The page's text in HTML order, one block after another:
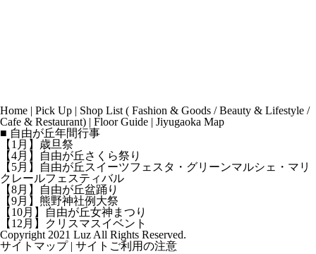
Home | Pick Up | Shop List ( Fashion & Goods /Beauty & Lifestyle /
Cafe & Restaurant) | Floor Guide | Jiyugaoka Map
■ 自由が丘年間行事
【1月】歳旦祭
【4月】自由が丘さくら祭り
【5月】自由が丘スイーツフェスタ・グリーンマルシェ・マリ
クレールフェスティバル
【8月】自由が丘盆踊り
【9月】熊野神社例大祭
【10月】自由が丘女神まつり
【12月】クリスマスイベント
Copyright 2021 Luz All Rights Reserved.
サイトマップ| サイトご利用の注意